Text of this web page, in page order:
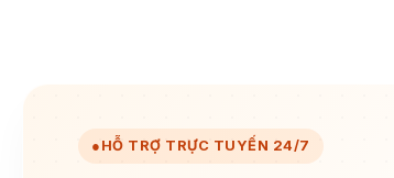
● HỖ TRỢ TRỰC TUYẾN 24/7